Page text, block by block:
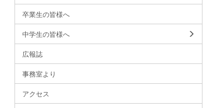
卒業生の皆様へ
中学生の皆様へ
広報誌
事務室より
アクセス